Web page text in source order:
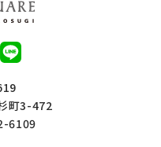
町3-472
6109